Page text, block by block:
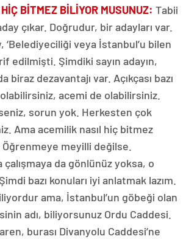
BİTMEZ BİLİYOR MUSUNUZ: Tabii
çıkar. Doğrudur, bir adayları var.
‘Belediyeciliği veya İstanbul’u bilen
edilmişti. Şimdiki sayın adayın,
biraz dezavantajı var. Açıkçası bazı
acemi de olabilirsiniz.
sorun yok. Herkesten çok
Ama acemilik nasıl hiç bitmez
meyilli değilse.
çalışmaya da gönlünüz yoksa, o
bazı konuları iyi anlatmak lazım.
ama, İstanbul’un göbeği olan
adı, biliyorsunuz Ordu Caddesi.
burası Divanyolu Caddesi’ne